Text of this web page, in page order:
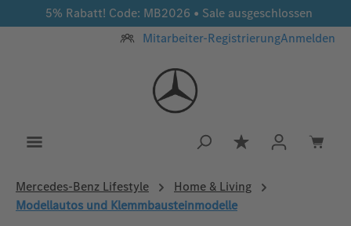
Zum Hauptinhalt springen
5% Rabatt! Code: MB2026 • Sale ausgeschlossen
Mitarbeiter-RegistrierungAnmelden
Du hast 0
Mercedes‑Benz Lifestyle
Home & Living
Modellautos und Klemmbausteinmodelle